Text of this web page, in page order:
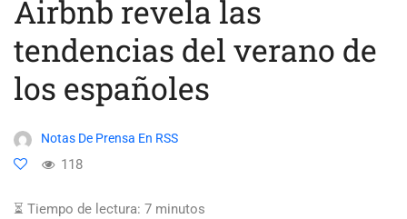
Airbnb revela las
tendencias del verano de
los españoles
Notas De Prensa En RSS
118
⏳ Tiempo de lectura: 7 minutos